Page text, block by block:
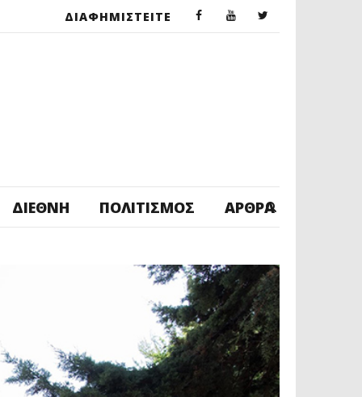
ΔΙΑΦΗΜΙΣΤΕΙΤΕ
ΔΙΕΘΝΉ ΠΟΛΙΤΙΣΜΌΣ ΆΡΘΡΑ